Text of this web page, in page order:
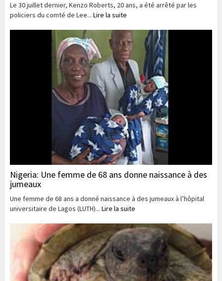
Le 30 juillet dernier, Kenzo Roberts, 20 ans, a été arrêté par les
policiers du comté de Lee... Lire la suite
Nigeria: Une femme de 68 ans donne naissance à des
jumeaux
Une femme de 68 ans a donné naissance à des jumeaux à l’hôpital
universitaire de Lagos (LUTH)... Lire la suite